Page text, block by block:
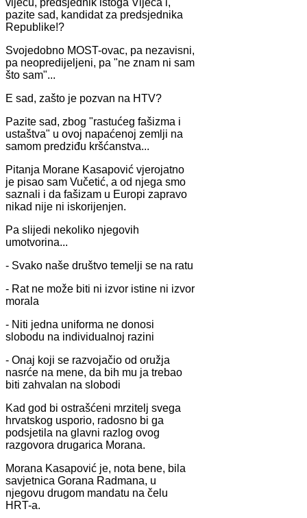
pazite sad, kandidat za predsjednika
Republike!?
Svojedobno MOST-ovac, pa nezavisni,
pa neopredijeljeni, pa "ne znam ni sam
što sam"...
E sad, zašto je pozvan na HTV?
Pazite sad, zbog "rastućeg fašizma i
ustaštva" u ovoj napaćenoj zemlji na
samom predziđu kršćanstva...
Pitanja Morane Kasapović vjerojatno
je pisao sam Vučetić, a od njega smo
saznali i da fašizam u Europi zapravo
nikad nije ni iskorijenjen.
Pa slijedi nekoliko njegovih
umotvorina...
- Svako naše društvo temelji se na ratu
- Rat ne može biti ni izvor istine ni izvor
morala
- Niti jedna uniforma ne donosi
slobodu na individualnoj razini
- Onaj koji se razvojačio od oružja
nasrće na mene, da bih mu ja trebao
biti zahvalan na slobodi
Kad god bi ostrašćeni mrzitelj svega
hrvatskog usporio, radosno bi ga
podsjetila na glavni razlog ovog
razgovora drugarica Morana.
Morana Kasapović je, nota bene, bila
savjetnica Gorana Radmana, u
njegovu drugom mandatu na čelu
HRT-a.